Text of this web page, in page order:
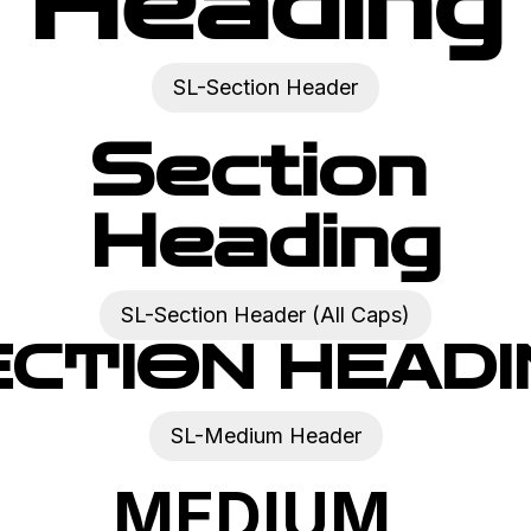
SL-Section Header
Section
Heading
SL-Section Header (All Caps)
SL-Medium Header